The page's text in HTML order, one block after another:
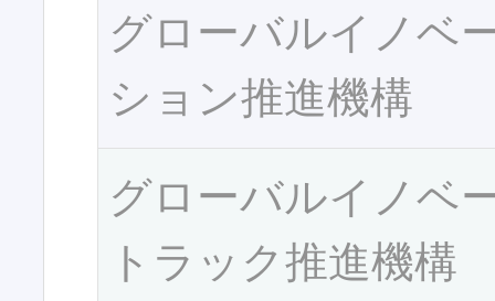
グローバルイノベ
ション推進機構
グローバルイノベ
トラック推進機構